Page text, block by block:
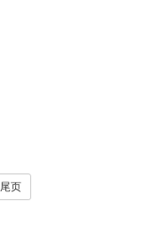
尾页